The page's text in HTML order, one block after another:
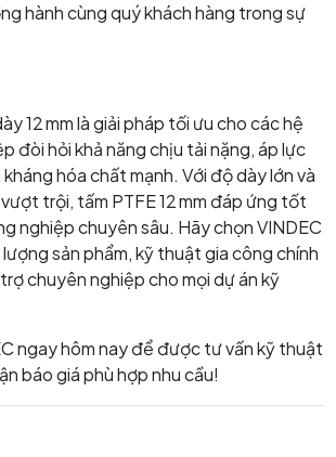
hành cùng quý khách hàng trong sự
12 mm là giải pháp tối ưu cho các hệ
đòi hỏi khả năng chịu tải nặng, áp lực
hóa chất mạnh. Với độ dày lớn và
trội, tấm PTFE 12 mm đáp ứng tốt
nghiệp chuyên sâu. Hãy chọn VINDEC
sản phẩm, kỹ thuật gia công chính
chuyên nghiệp cho mọi dự án kỹ
ngay hôm nay để được tư vấn kỹ thuật
báo giá phù hợp nhu cầu!